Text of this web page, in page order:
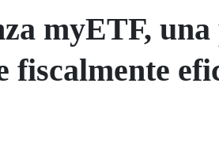
myETF,
fiscalmente